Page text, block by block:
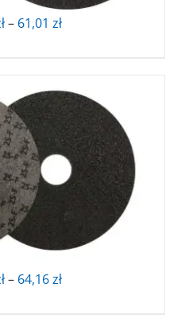
– 61,01 złZakres
do
61,01 zł
– 64,16złZakres